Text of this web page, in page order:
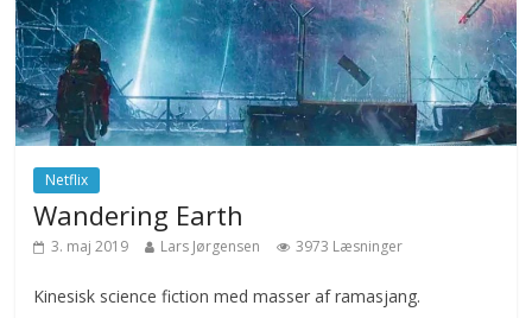
Netflix
Wandering Earth
3. maj 2019 Lars Jørgensen 3973 Læsninger
Kinesisk science fiction med masser af ramasjang.